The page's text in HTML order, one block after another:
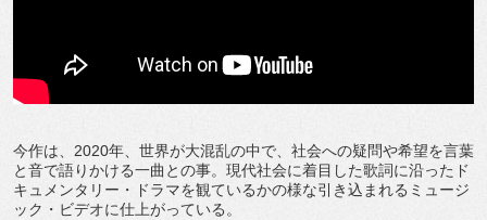
今作は、2020年、世界が大混乱の中で、社会への疑問や希望を言葉
と音で語りかける一曲との事。現代社会に着目した歌詞に沿ったド
キュメンタリー・ドラマを観ているかの様な引き込まれるミュージ
ック・ビデオに仕上がっている。